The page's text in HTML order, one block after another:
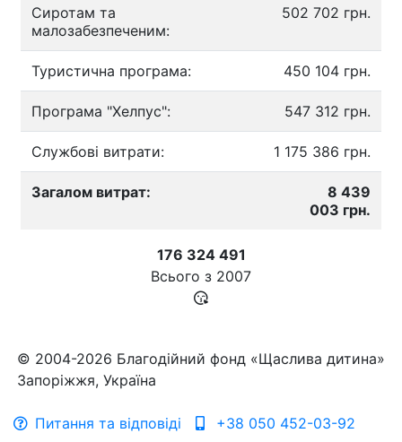
Сиротам та
малозабезпеченим:
502 702 грн.
Туристична програма: 450 104 грн.
Програма "Хелпус": 547 312 грн.
Службові витрати: 1 175 386 грн.
Загалом витрат:
8 439
003 грн.
176 324 491
Всього з 2007
© 2004-2026 Благодійний фонд «Щаслива дитина»
Запоріжжя, Україна
Питання та відповіді +38 050 452-03-92